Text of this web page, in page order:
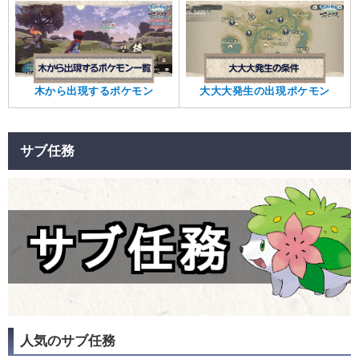
木から出現するポケモン 大大大発生の出現ポケモン
サブ任務
人気のサブ任務